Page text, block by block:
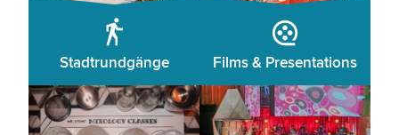
Stadtrundgänge Films & Presentations